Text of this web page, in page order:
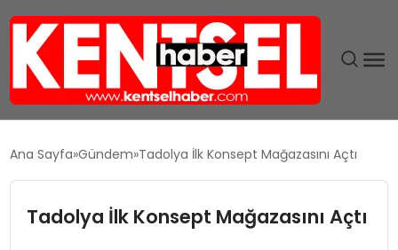
Ana Sayfa Gündem Tadolya İlk Konsept Mağazasını Açtı
Tadolya İlk Konsept Mağazasını Açtı